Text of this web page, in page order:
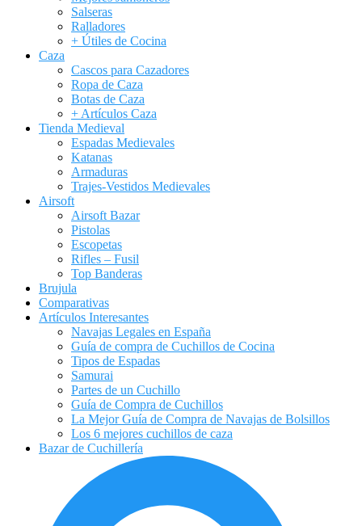
Salseras
Ralladores
+ Útiles de Cocina
Caza
Cascos para Cazadores
Ropa de Caza
Botas de Caza
+ Artículos Caza
Tienda Medieval
Espadas Medievales
Katanas
Armaduras
Trajes-Vestidos Medievales
Airsoft
Airsoft Bazar
Pistolas
Escopetas
Rifles – Fusil
Top Banderas
Brujula
Comparativas
Artículos Interesantes
Navajas Legales en España
Guía de compra de Cuchillos de Cocina
Tipos de Espadas
Samurai
Partes de un Cuchillo
Guía de Compra de Cuchillos
La Mejor Guía de Compra de Navajas de Bolsillos
Los 6 mejores cuchillos de caza
Bazar de Cuchillería